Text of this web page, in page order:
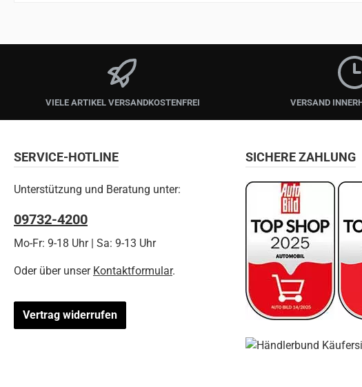
VIELE ARTIKEL VERSANDKOSTENFREI VERSAND
SERVICE-HOTLINE
Unterstützung und Beratung unter:
09732-4200
Mo-Fr: 9-18 Uhr | Sa: 9-13 Uhr
Oder über unser Kontaktformular.
Vertrag widerrufen
SICHERE ZAHLUNG